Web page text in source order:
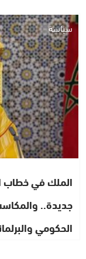
سياسة
الملك في خطاب
جديدة..
الحكومي